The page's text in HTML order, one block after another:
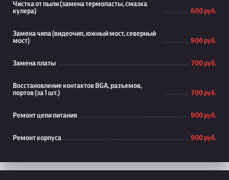
Чистка от пыли (замена термопасты, смазка
кулера)
600 руб.
Замена чипа (видеочип, южный мост, северный
мост)
900 руб.
Замена платы 700 руб.
Восстановление контактов BGA, разъемов,
портов (за 1 шт.)
700 руб.
Ремонт цепи питания 900 руб.
Ремонт корпуса 900 руб.